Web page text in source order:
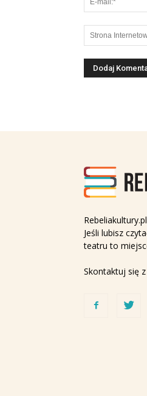
Jeśli lubisz
teatru to
Skontaktuj się